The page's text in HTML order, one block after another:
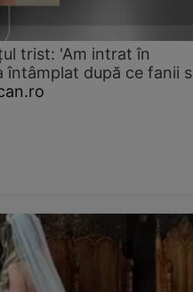
trist: 'Am intrat în
întâmplat după ce fanii